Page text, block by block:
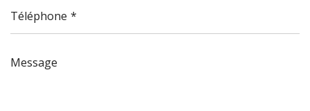
Téléphone
Message